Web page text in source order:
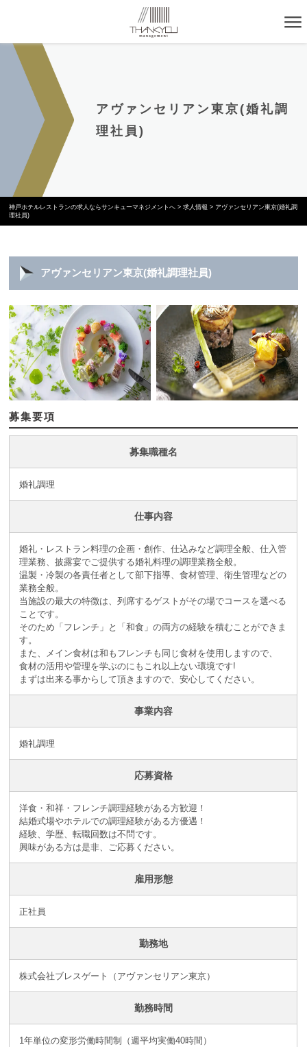
アヴァンセリアン東京(婚礼調
理社員)
神戸ホテルレストランの求人ならサンキューマネジメントへ >求人情報 > アヴァンセリアン東京(婚礼調
理社員)
アヴァンセリアン東京(婚礼調理社員)
募集要項
募集職種名
婚礼調理
仕事内容
婚礼・レストラン料理の企画・創作、仕込みなど調理全般、仕入管
理業務、披露宴でご提供する婚礼料理の調理業務全般。
温製・冷製の各責任者として部下指導、食材管理、衛生管理などの
業務全般。
当施設の最大の特徴は、列席するゲストがその場でコースを選べる
ことです。
そのため「フレンチ」と「和食」の両方の経験を積むことができま
す。
また、メイン食材は和もフレンチも同じ食材を使用しますので、
食材の活用や管理を学ぶのにもこれ以上ない環境です!
まずは出来る事からして頂きますので、安心してください。
事業内容
婚礼調理
応募資格
洋食・和祥・フレンチ調理経験がある方歓迎！
結婚式場やホテルでの調理経験がある方優遇！
経験、学歴、転職回数は不問です。
興味がある方は是非、ご応募ください。
雇用形態
正社員
勤務地
株式会社ブレスゲート（アヴァンセリアン東京）
勤務時間
1年単位の変形労働時間制（週平均実働40時間）